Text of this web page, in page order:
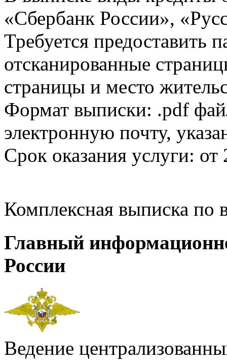
«Сбербанк России»,
Требуется предоставить
отсканированные
страницы и место
Формат выписки: .pdf
электронную почту,
Срок оказания услуги: от
Комплексная выписка
Главный
России
Ведение